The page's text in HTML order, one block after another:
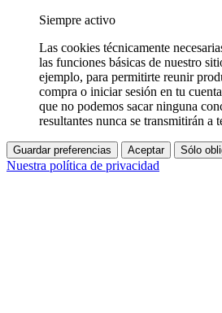
Siempre activo
Las cookies técnicamente
las funciones básicas de nuestro
ejemplo, para permitirte reunir
compra o iniciar sesión en tu
que no podemos sacar ninguna
resultantes nunca se transmitirán a
Guardar preferencias Aceptar Sólo
Nuestra política de privacidad